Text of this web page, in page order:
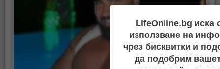
LifeOnline.bg иска
използване на
чрез бисквитки и
да подобрим